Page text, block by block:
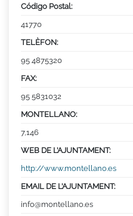
Código Postal:
41770
TELÈFON:
95 4875320
FAX:
95 5831032
MONTELLANO:
7,146
WEB DE L’AJUNTAMENT:
http://www.montellano.es
EMAIL DE L’AJUNTAMENT:
info@montellano.es